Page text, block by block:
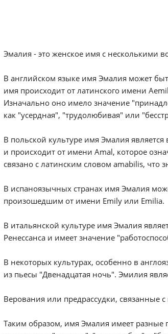
Эмалия - это женское имя с несколькими
В английском языке имя Эмалия может
имя происходит от латинского имени
Изначально оно имело значение
как "усердная", "трудолюбивая" или
В польской культуре имя Эмалия
и происходит от имени Amal, которое
связано с латинским словом amabilis, что
В испаноязычных странах имя Эмалия
произошедшим от имени Emily или Emilia.
В итальянской культуре имя Эмалия
Ренессанса и имеет значение
В некоторых культурах, особенно в
из пьесы "Двенадцатая ночь". Эмилия
Верования или предрассудки, связанные
Таким образом, имя Эмалия имеет разные